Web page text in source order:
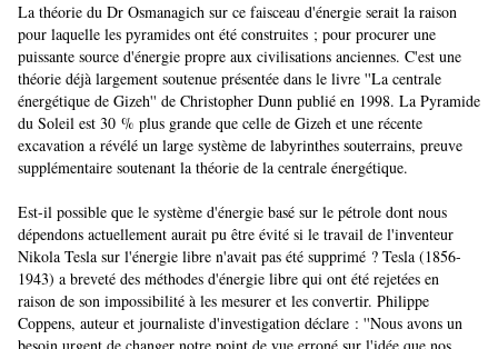
La théorie du Dr Osmanagich sur ce faisceau d'énergie serait la raison
pour laquelle les pyramides ont été construites ; pour procurer une
puissante source d'énergie propre aux civilisations anciennes. C'est une
théorie déjà largement soutenue présentée dans le livre ''La centrale
énergétique de Gizeh'' de Christopher Dunn publié en 1998. La Pyramide
du Soleil est 30 % plus grande que celle de Gizeh et une récente
excavation a révélé un large système de labyrinthes souterrains, preuve
supplémentaire soutenant la théorie de la centrale énergétique.
Est-il possible que le système d'énergie basé sur le pétrole dont nous
dépendons actuellement aurait pu être évité si le travail de l'inventeur
Nikola Tesla sur l'énergie libre n'avait pas été supprimé ? Tesla (1856-
1943) a breveté des méthodes d'énergie libre qui ont été rejetées en
raison de son impossibilité à les mesurer et les convertir. Philippe
Coppens, auteur et journaliste d'investigation déclare : ''Nous avons un